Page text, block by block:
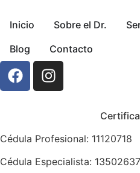
Inicio Sobre el Dr.
Blog
Contacto
Cédula Profesional: 11120718
Cédula Especialista: 13502637